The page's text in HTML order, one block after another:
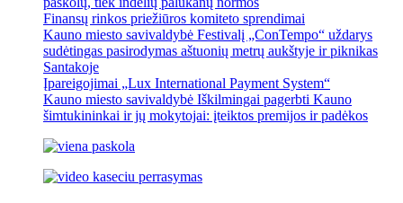
Finansų rinkos priežiūros komiteto sprendimai
Kauno miesto savivaldybė Festivalį „ConTempo“ uždarys
sudėtingas pasirodymas aštuonių metrų aukštyje ir piknikas
Santakoje
Įpareigojimai „Lux International Payment System“
Kauno miesto savivaldybė Iškilmingai pagerbti Kauno
šimtukininkai ir jų mokytojai: įteiktos premijos ir padėkos